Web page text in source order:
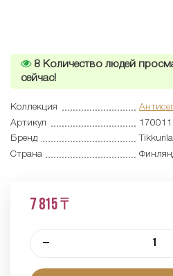
8 Количество людей
сейчас!
Коллекция
Артикул
170011
Бренд
Tikkurila
Страна
7 815 ₸
–